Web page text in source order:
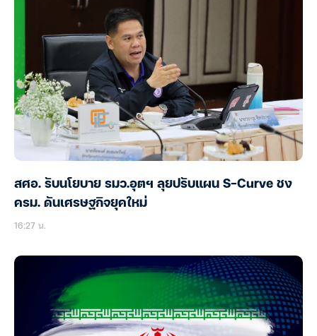
สศอ. รับนโยบาย รมว.อุตฯ ลุยปรับแผน S-Curve ชง
ครม. ดันเศรษฐกิจยุคใหม่
16:27 น.